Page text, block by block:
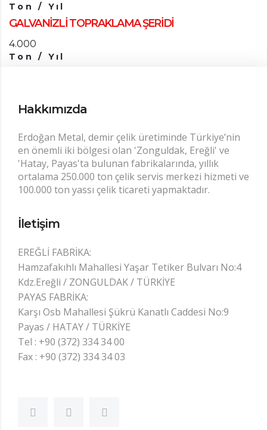
Ton / Yıl
GALVANİZLİ TOPRAKLAMA ŞERİDİ
4.000
Ton / Yıl
Hakkımızda
Erdoğan Metal, demir çelik üretiminde Türkiye’nin
en önemli iki bölgesi olan 'Zonguldak, Ereğli' ve
'Hatay, Payas'ta bulunan fabrikalarında, yıllık
ortalama 250.000 ton çelik servis merkezi hizmeti ve
100.000 ton yassı çelik ticareti yapmaktadır.
İletişim
EREĞLİ FABRİKA:
Hamzafakıhlı Mahallesi Yaşar Tetiker Bulvarı No:4
Kdz.Ereğli / ZONGULDAK / TÜRKİYE
PAYAS FABRİKA:
Karşı Osb Mahallesi Şükrü Kanatlı Caddesi No:9
Payas / HATAY / TÜRKİYE
Tel : +90 (372) 334 34 00
Fax : +90 (372) 334 34 03